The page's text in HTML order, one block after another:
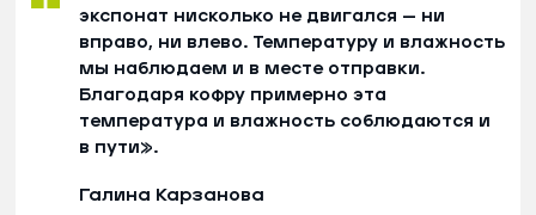
экспонат нисколько не двигался — ни
вправо, ни влево. Температуру и влажность
мы наблюдаем и в месте отправки.
Благодаря кофру примерно эта
температура и влажность соблюдаются и
в пути».
Галина Карзанова